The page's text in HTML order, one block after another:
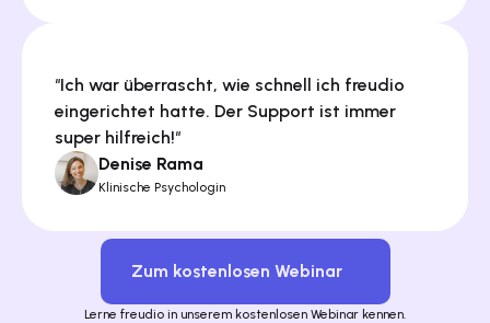
"Ich war überrascht, wie schnell ich freudio
eingerichtet hatte. Der Support ist immer
super hilfreich!"
Denise Rama
Klinische Psychologin
Zum kostenlosen Webinar
Lerne freudio in unserem kostenlosen Webinar kennen.